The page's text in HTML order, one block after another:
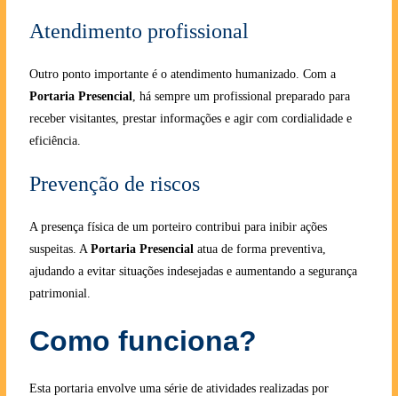
Atendimento profissional
Outro ponto importante é o atendimento humanizado. Com a
Portaria Presencial, há sempre um profissional preparado para
receber visitantes, prestar informações e agir com cordialidade e
eficiência.
Prevenção de riscos
A presença física de um porteiro contribui para inibir ações
suspeitas. A Portaria Presencialatua de forma preventiva,
ajudando a evitar situações indesejadas e aumentando a segurança
patrimonial.
Como funciona?
Esta portaria envolve uma série de atividades realizadas por